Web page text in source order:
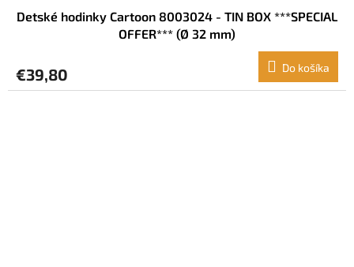
Detské hodinky Cartoon 8003024 - TIN BOX ***SPECIAL
OFFER*** (Ø 32 mm)
€39,80 Do košíka